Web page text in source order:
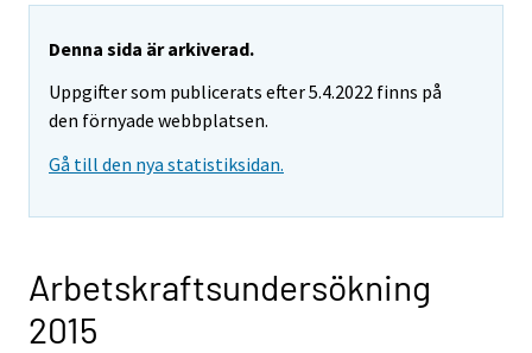
Denna sida är arkiverad.
Uppgifter som publicerats efter 5.4.2022 finns på
den förnyade webbplatsen.
Gå till den nya statistiksidan.
Arbetskraftsundersökning
2015